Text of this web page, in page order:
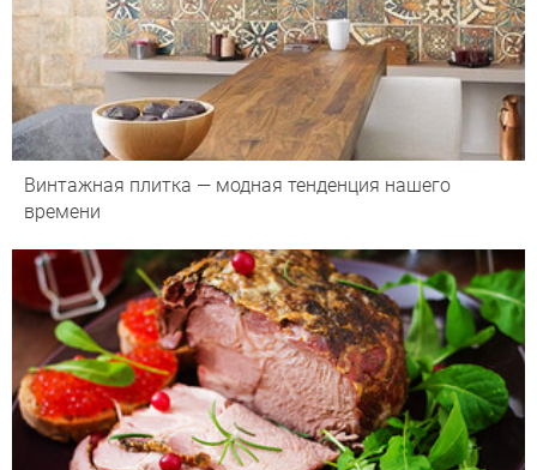
Винтажная плитка — модная тенденция нашего
времени